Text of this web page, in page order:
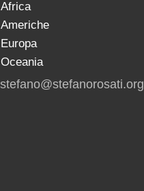
Africa
Americhe
Europa
Oceania
stefano@stefanorosati.org